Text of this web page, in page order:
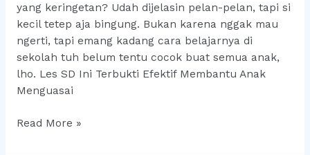
yang keringetan? Udah dijelasin pelan-pelan, tapi si
kecil tetep aja bingung. Bukan karena nggak mau
ngerti, tapi emang kadang cara belajarnya di
sekolah tuh belum tentu cocok buat semua anak,
lho. Les SD Ini Terbukti Efektif Membantu Anak
Menguasai
Les
Read More »